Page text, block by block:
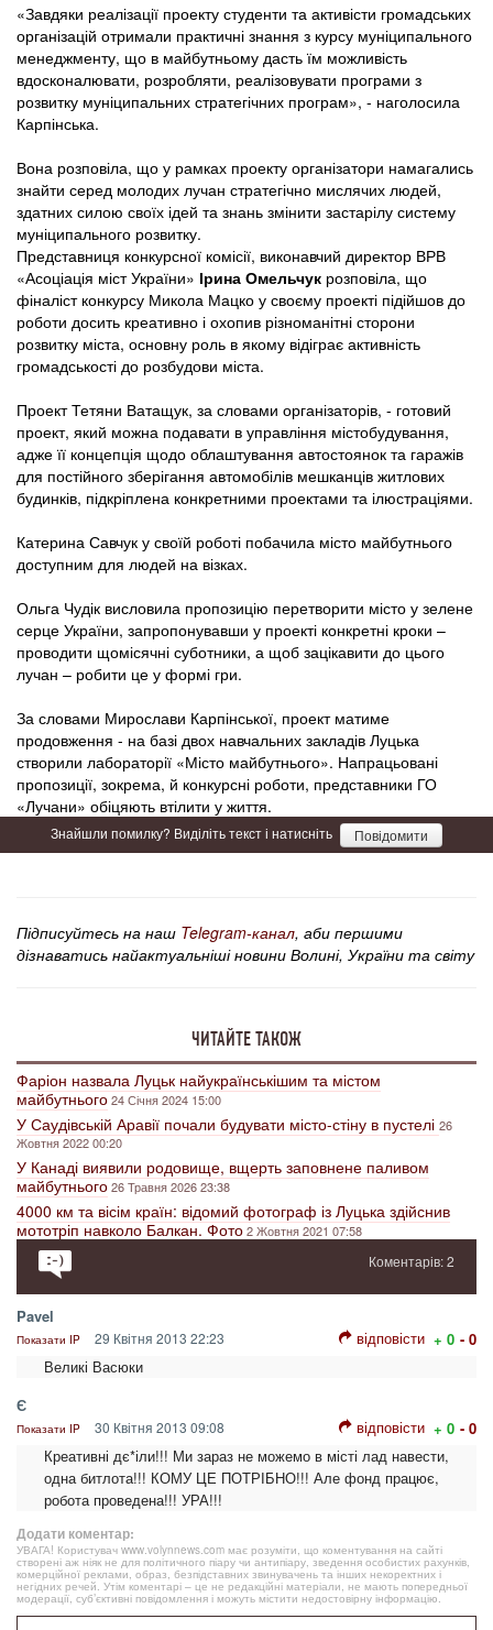
«Завдяки реалізації проекту студенти та активісти громадських
організацій отримали практичні знання з курсу муніципального
менеджменту, що в майбутньому дасть їм можливість
вдосконалювати, розробляти, реалізовувати програми з
розвитку муніципальних стратегічних програм», - наголосила
Карпінська.
Вона розповіла, що у рамках проекту організатори намагались
знайти серед молодих лучан стратегічно мислячих людей,
здатних силою своїх ідей та знань змінити застарілу систему
муніципального розвитку.
Представниця конкурсної комісії, виконавчий директор ВРВ
«Асоціація міст України» Ірина Омельчук розповіла, що
фіналіст конкурсу Микола Мацко у своєму проекті підійшов до
роботи досить креативно і охопив різноманітні сторони
розвитку міста, основну роль в якому відіграє активність
громадськості до розбудови міста.
Проект Тетяни Ватащук, за словами організаторів, - готовий
проект, який можна подавати в управління містобудування,
адже її концепція щодо облаштування автостоянок та гаражів
для постійного зберігання автомобілів мешканців житлових
будинків, підкріплена конкретними проектами та ілюстраціями.
Катерина Савчук у своїй роботі побачила місто майбутнього
доступним для людей на візках.
Ольга Чудік висловила пропозицію перетворити місто у зелене
серце України, запропонувавши у проекті конкретні кроки –
проводити щомісячні суботники, а щоб зацікавити до цього
лучан – робити це у формі гри.
За словами Мирослави Карпінської, проект матиме
продовження - на базі двох навчальних закладів Луцька
створили лабораторії «Місто майбутнього». Напрацьовані
пропозиції, зокрема, й конкурсні роботи, представники ГО
«Лучани» обіцяють втілити у життя.
Знайшли помилку? Виділіть текст і натисніть Повідомити
Підписуйтесь на наш Telegram-канал, аби першими
дізнаватись найактуальніші новини Волині, України та світу
ЧИТАЙТЕ ТАКОЖ
Фаріон назвала Луцьк найукраїнськішим та містом
майбутнього24 Січня 2024 15:00
У Саудівській Аравії почали будувати місто-стіну в пустелі 26
Жовтня 2022 00:20
У Канаді виявили родовище, вщерть заповнене паливом
майбутнього26 Травня 2026 23:38
4000 км та вісім країн: відомий фотограф із Луцька здійснив
мототріп навколо Балкан. Фото2 Жовтня 2021 07:58
Коментарів: 2
Pavel
Показати IP 29 Квітня 2013 22:23 відповісти + 0 - 0
Великі Васюки
Є
Показати IP 30 Квітня 2013 09:08 відповісти + 0 - 0
Креативні дє*іли!!! Ми зараз не можемо в місті лад навести,
одна битлота!!! КОМУ ЦЕ ПОТРІБНО!!! Але фонд працює,
робота проведена!!! УРА!!!
Додати коментар:
УВАГА! Користувач www.volynnews.com має розуміти, що коментування на сайті
створені аж ніяк не для політичного піару чи антипіару, зведення особистих рахунків,
комерційної реклами, образ, безпідставних звинувачень та інших некоректних і
негідних речей. Утім коментарі – це не редакційні матеріали, не мають попередньої
модерації, суб’єктивні повідомлення і можуть містити недостовірну інформацію.